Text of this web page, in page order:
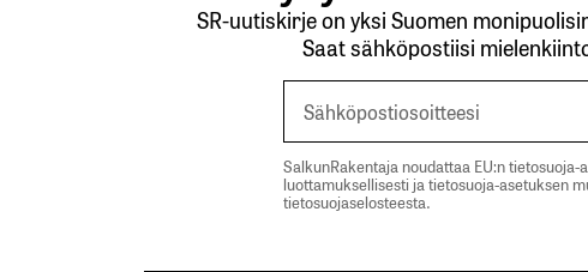
SR-uutiskirje on yksi Suomen
Saat sähköpostiisi
SalkunRakentaja noudattaa EU:n
luottamuksellisesti ja tietosuoja-asetuksen
tietosuojaselosteesta.